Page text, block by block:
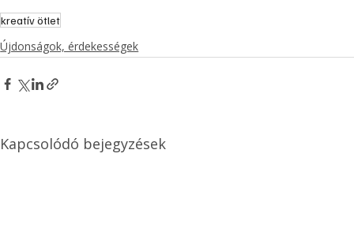
kreatív ötlet
Újdonságok, érdekességek
Kapcsolódó bejegyzések